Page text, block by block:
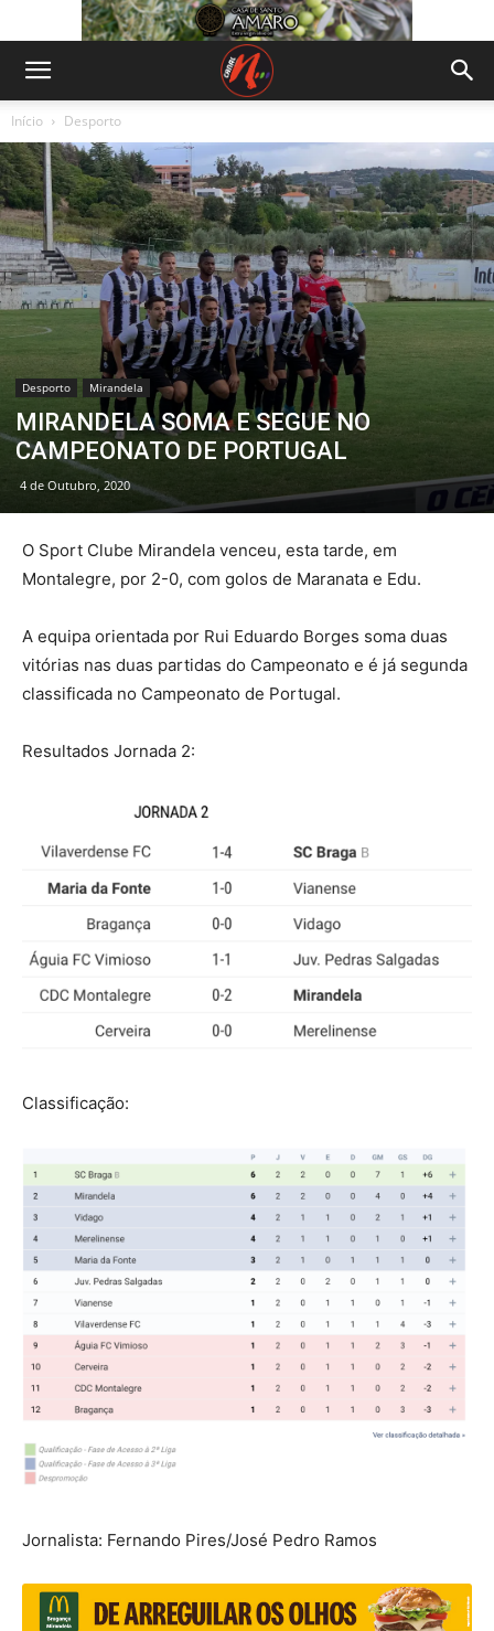
Início Desporto
Desporto Mirandela
MIRANDELA SOMA E SEGUE NO
CAMPEONATO DE PORTUGAL
4 de Outubro, 2020
O Sport Clube Mirandela venceu, esta tarde, em
Montalegre, por 2-0, com golos de Maranata e Edu.
A equipa orientada por Rui Eduardo Borges soma duas
vitórias nas duas partidas do Campeonato e é já segunda
classificada no Campeonato de Portugal.
Resultados Jornada 2:
Classificação:
Jornalista: Fernando Pires/José Pedro Ramos